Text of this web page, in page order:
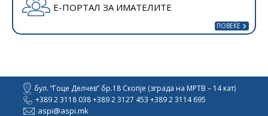
Е-ПОРТАЛ ЗА ИМАТЕЛИТЕ
бул. “Гоце Делчев” бр.18 Скопје (зграда на МРТВ – 14 кат)
+389 2 3118 038 +389 2 3127 453 +389 2 3114 695
aspi@aspi.mk